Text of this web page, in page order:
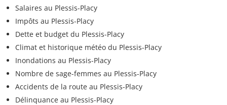
Salaires au Plessis-Placy
Impôts au Plessis-Placy
Dette et budget du Plessis-Placy
Climat et historique météo du Plessis-Placy
Inondations au Plessis-Placy
Nombre de sage-femmes au Plessis-Placy
Accidents de la route au Plessis-Placy
Délinquance au Plessis-Placy